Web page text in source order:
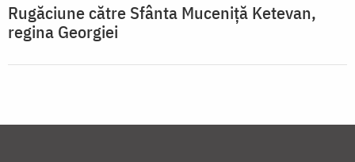
Rugăciune către Sfânta Muceniță Ketevan,
regina Georgiei